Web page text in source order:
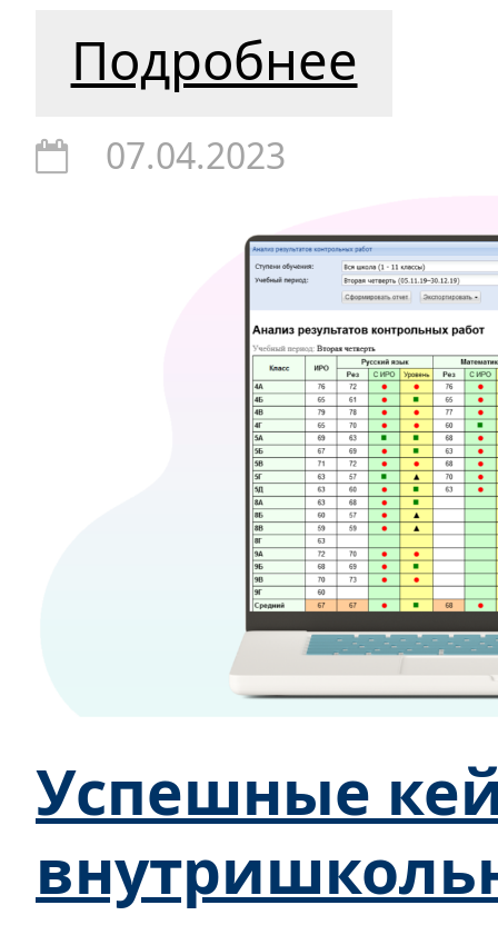
Подробнее
07.04.2023
Успешные